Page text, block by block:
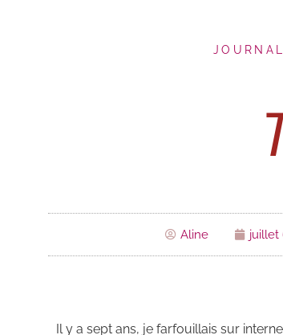
Aline juillet
Il y a sept ans, je farfouillais sur